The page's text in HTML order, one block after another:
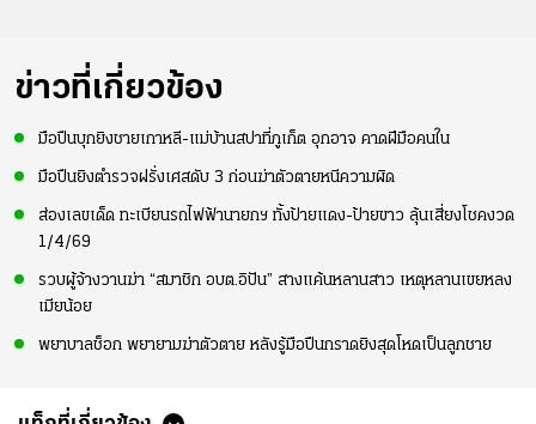
ข่าวที่เกี่ยวข้อง
มือปืนบุกยิงชายเกาหลี-แม่บ้านสปาที่ภูเก็ต อุกอาจ คาดฝีมือคนใน
มือปืนยิงตำรวจฝรั่งเศสดับ 3 ก่อนฆ่าตัวตายหนีความผิด
ส่องเลขเด็ด ทะเบียนรถไฟฟ้านายกฯ ทั้งป้ายแดง-ป้ายขาว ลุ้นเสี่ยงโชคงวด
1/4/69
รวบผู้จ้างวานฆ่า “สมาชิก อบต.อิปัน” สางแค้นหลานสาว เหตุหลานเขยหลง
เมียน้อย
พยาบาลช็อก พยายามฆ่าตัวตาย หลังรู้มือปืนกราดยิงสุดโหดเป็นลูกชาย